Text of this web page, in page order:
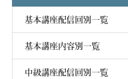
基本講座配信回別一覧
基本講座内容別一覧
中級講座配信回別一覧